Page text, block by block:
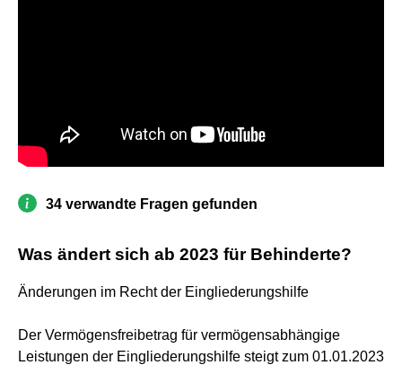
34 verwandte Fragen gefunden
Was ändert sich ab 2023 für Behinderte?
Änderungen im Recht der Eingliederungshilfe
Der Vermögensfreibetrag für vermögensabhängige
Leistungen der Eingliederungshilfe steigt zum 01.01.2023